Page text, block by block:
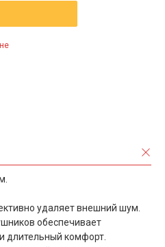
удаляет внешний шум.
обеспечивает
длительный комфорт.